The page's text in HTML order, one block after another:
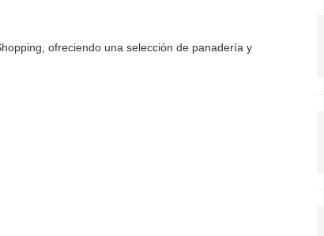
ofreciendo una selección de panadería y